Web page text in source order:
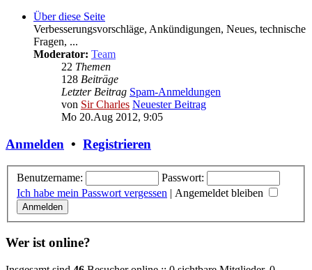
Über diese Seite
Verbesserungsvorschläge, Ankündigungen, Neues, technische
Fragen, ...
Moderator: Team
22 Themen
128 Beiträge
Letzter Beitrag Spam-Anmeldungen
von Sir Charles Neuester Beitrag
Mo 20.Aug 2012, 9:05
Anmelden • Registrieren
Benutzername:
Passwort:
Ich habe mein Passwort vergessen | Angemeldet bleiben
Wer ist online?